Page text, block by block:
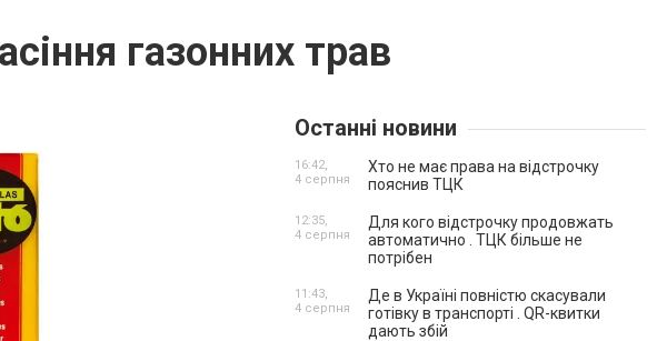
газонних трав
Останні новини
Хто не має права на відстрочку
пояснив ТЦК
16:42,
4 серпня
Для кого відстрочку продовжать
автоматично . ТЦК більше не
потрібен
12:35,
4 серпня
Де в Україні повністю скасували
готівку в транспорті . QR-квитки
дають збій
11:43,
4 серпня